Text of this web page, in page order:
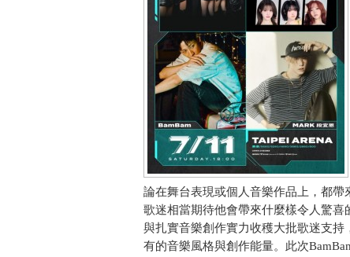
論在舞台表現或個人音樂作品上，都
歌迷相當期待他會帶來什麼樣令人驚
與扎實音樂創作實力收穫大批歌迷支
有的音樂風格與創作能量。此次